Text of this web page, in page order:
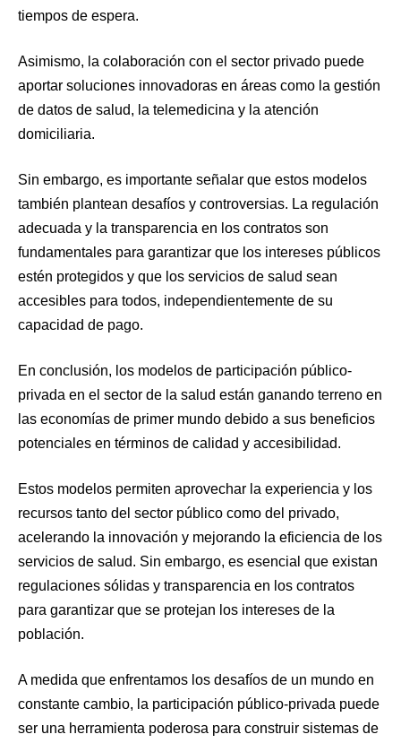
tiempos de espera.
Asimismo, la colaboración con el sector privado puede
aportar soluciones innovadoras en áreas como la gestión
de datos de salud, la telemedicina y la atención
domiciliaria.
Sin embargo, es importante señalar que estos modelos
también plantean desafíos y controversias. La regulación
adecuada y la transparencia en los contratos son
fundamentales para garantizar que los intereses públicos
estén protegidos y que los servicios de salud sean
accesibles para todos, independientemente de su
capacidad de pago.
En conclusión, los modelos de participación público-
privada en el sector de la salud están ganando terreno en
las economías de primer mundo debido a sus beneficios
potenciales en términos de calidad y accesibilidad.
Estos modelos permiten aprovechar la experiencia y los
recursos tanto del sector público como del privado,
acelerando la innovación y mejorando la eficiencia de los
servicios de salud. Sin embargo, es esencial que existan
regulaciones sólidas y transparencia en los contratos
para garantizar que se protejan los intereses de la
población.
A medida que enfrentamos los desafíos de un mundo en
constante cambio, la participación público-privada puede
ser una herramienta poderosa para construir sistemas de